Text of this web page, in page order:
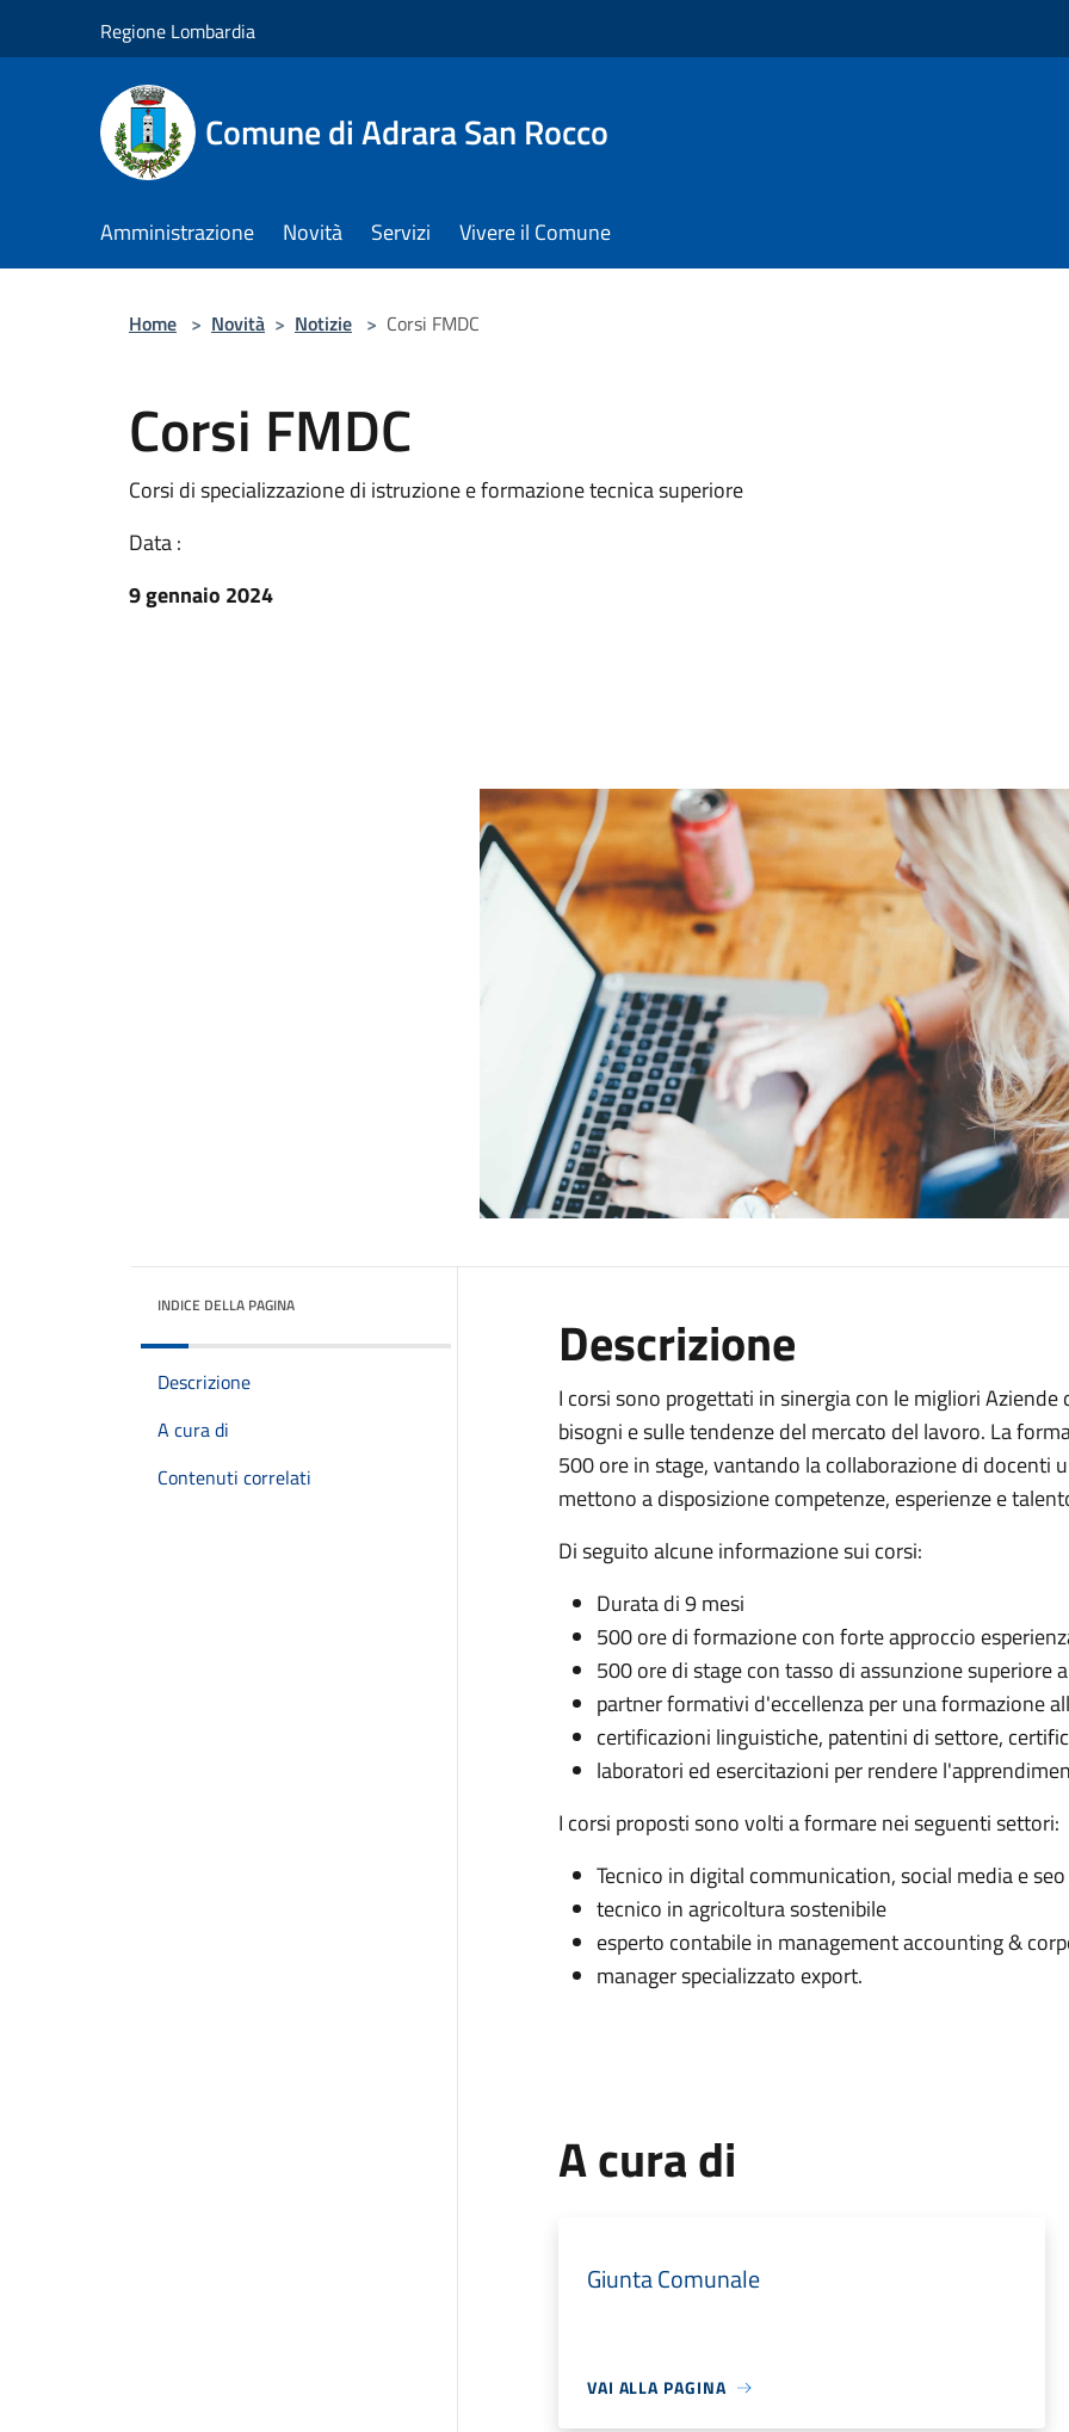
Regione Lombardia
Comune di Adrara San Rocco
Amministrazione Novità Servizi Vivere il Comune
Home > Novità > Notizie > Corsi FMDC
Corsi FMDC
Corsi di specializzazione di istruzione e formazione tecnica superiore
Data :
9 gennaio 2024
INDICE DELLA PAGINA
Descrizione
A cura di
Contenuti correlati
Descrizione
I corsi sono progettati in sinergia con le migliori
bisogni e sulle tendenze del mercato del lavoro. La
500 ore in stage, vantando la collaborazione di docenti
mettono a disposizione competenze, esperienze e
Di seguito alcune informazione sui corsi:
Durata di 9 mesi
500 ore di formazione con forte approccio
500 ore di stage con tasso di assunzione superiore
partner formativi d'eccellenza per una formazione
certificazioni linguistiche, patentini di settore,
laboratori ed esercitazioni per rendere
I corsi proposti sono volti a formare nei seguenti settori:
Tecnico in digital communication, social media e seo
tecnico in agricoltura sostenibile
esperto contabile in management accounting &
manager specializzato export.
A cura di
Giunta Comunale
VAI ALLA PAGINA